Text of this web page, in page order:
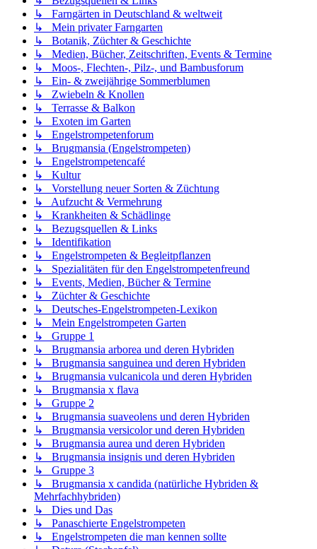
↳ Farngärten in Deutschland & weltweit
↳ Mein privater Farngarten
↳ Botanik, Züchter & Geschichte
↳ Medien, Bücher, Zeitschriften, Events & Termine
↳ Moos-, Flechten-, Pilz-, und Bambusforum
↳ Ein- & zweijährige Sommerblumen
↳ Zwiebeln & Knollen
↳ Terrasse & Balkon
↳ Exoten im Garten
↳ Engelstrompetenforum
↳ Brugmansia (Engelstrompeten)
↳ Engelstrompetencafé
↳ Kultur
↳ Vorstellung neuer Sorten & Züchtung
↳ Aufzucht & Vermehrung
↳ Krankheiten & Schädlinge
↳ Bezugsquellen & Links
↳ Identifikation
↳ Engelstrompeten & Begleitpflanzen
↳ Spezialitäten für den Engelstrompetenfreund
↳ Events, Medien, Bücher & Termine
↳ Züchter & Geschichte
↳ Deutsches-Engelstrompeten-Lexikon
↳ Mein Engelstrompeten Garten
↳ Gruppe 1
↳ Brugmansia arborea und deren Hybriden
↳ Brugmansia sanguinea und deren Hybriden
↳ Brugmansia vulcanicola und deren Hybriden
↳ Brugmansia x flava
↳ Gruppe 2
↳ Brugmansia suaveolens und deren Hybriden
↳ Brugmansia versicolor und deren Hybriden
↳ Brugmansia aurea und deren Hybriden
↳ Brugmansia insignis und deren Hybriden
↳ Gruppe 3
↳ Brugmansia x candida (natürliche Hybriden &
Mehrfachhybriden)
↳ Dies und Das
↳ Panaschierte Engelstrompeten
↳ Engelstrompeten die man kennen sollte